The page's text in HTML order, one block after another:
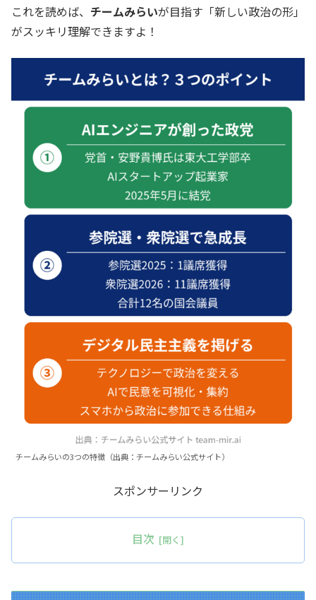
これを読めば、 チームみらいが目指す「新しい政治の形」
がスッキリ理解できますよ！
チームみらいの3つの特徴（出典：チームみらい公式サイト）
スポンサーリンク
目次